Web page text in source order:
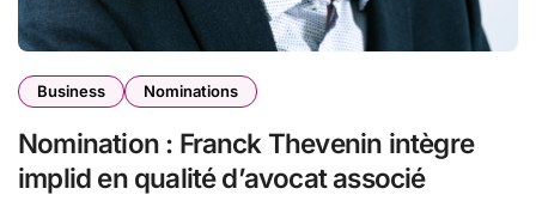
Business Nominations
Nomination : Franck Thevenin intègre
implid en qualité d’avocat associé